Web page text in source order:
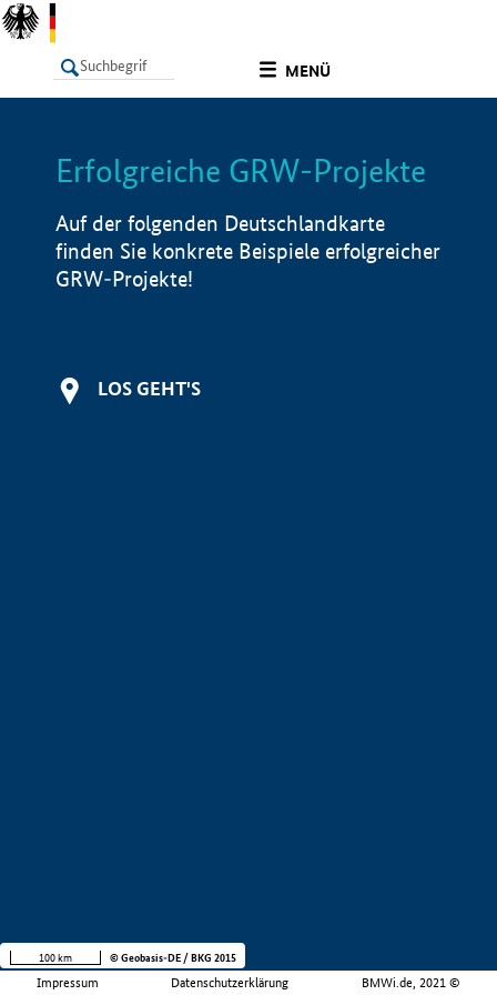
MENÜ
LISTE Info
Erfolgreiche GRW-Projekte
Auf der folgenden Deutschlandkarte
finden Sie konkrete Beispiele erfolgreicher
GRW-Projekte!
LOS GEHT'S
Impressum Datenschutzerklärung BMWi.de, 2021 ©
100 km © Geobasis-DE / BKG 2015